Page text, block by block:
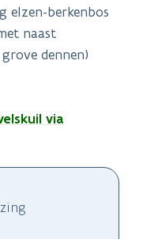
elzen-berkenbos
naast
dennen)
via